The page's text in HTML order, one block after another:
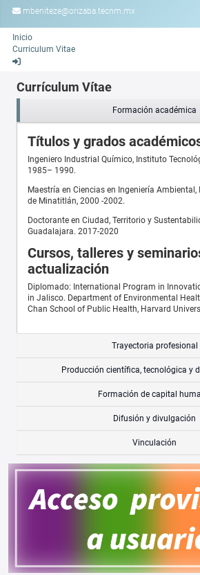
mbeniteze@orizaba.tecnm.mx
Inicio
Curriculum Vitae
Currículum Vítae
Formación académica
Títulos y grados
Ingeniero Industrial Químico, Instituto
1985– 1990.
Maestría en Ciencias en Ingeniería
de Minatitlán, 2000 -2002.
Doctorante en Ciudad, Territorio y
Guadalajara. 2017-2020
Cursos, talleres y
actualización
Diplomado: International Program in
in Jalisco. Department of Environmental
Chan School of Public Health, Harvard
Trayectoria profesional
Producción científica, tecnológica y
Formación de capital
Difusión y divulgación
Vinculación